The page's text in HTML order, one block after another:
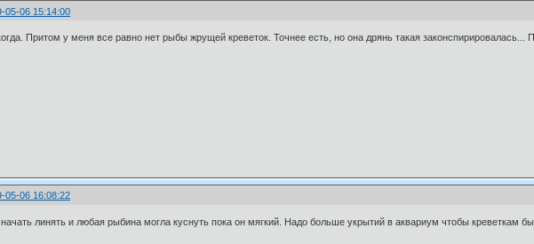
05-06 15:14:00
Притом у меня все равно нет рыбы жрущей креветок. Точнее есть, но она дрянь такая законспирировалась...
05-06 16:08:22
линять и любая рыбина могла куснуть пока он мягкий. Надо больше укрытий в аквариум чтобы креветкам